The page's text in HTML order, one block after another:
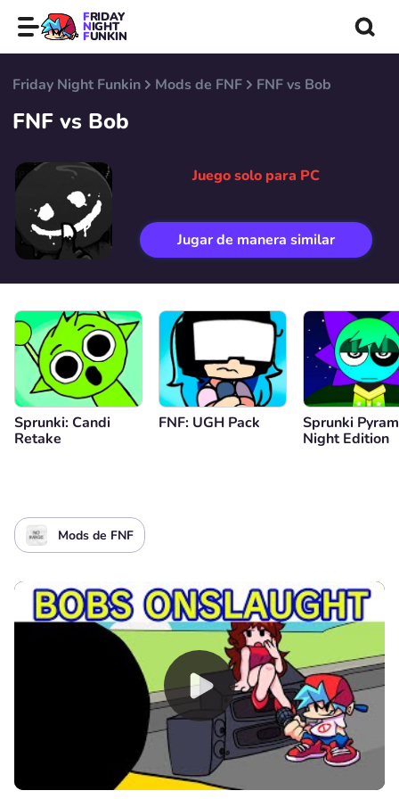
FRIDAY
NIGHT
FUNKIN
Friday Night Funkin Mods de FNF FNF vs Bob
FNF vs Bob
Juego solo para PC
Jugar de manera similar
Sprunki: Candi
Retake
FNF: UGH Pack
Sprunki
Night Edition
Mods de FNF